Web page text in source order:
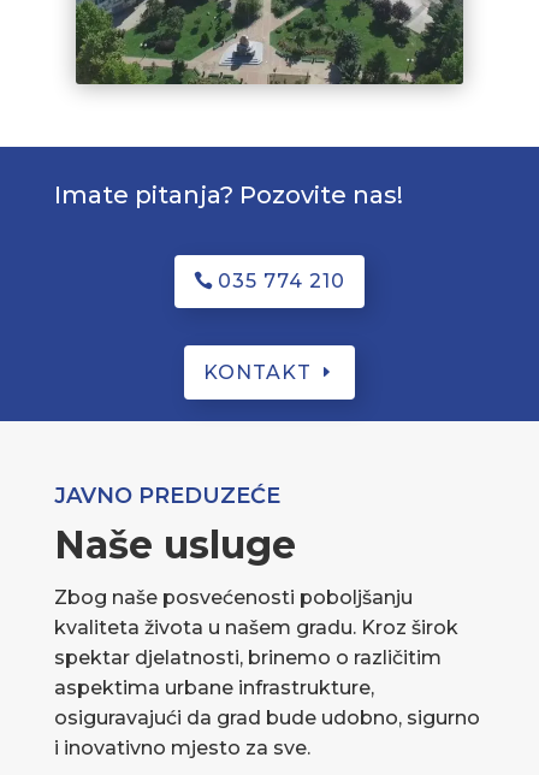
Imate pitanja? Pozovite nas!
035 774 210
KONTAKT
JAVNO PREDUZEĆE
Naše usluge
Zbog naše posvećenosti poboljšanju
kvaliteta života u našem gradu. Kroz širok
spektar djelatnosti, brinemo o različitim
aspektima urbane infrastrukture,
osiguravajući da grad bude udobno, sigurno
i inovativno mjesto za sve.